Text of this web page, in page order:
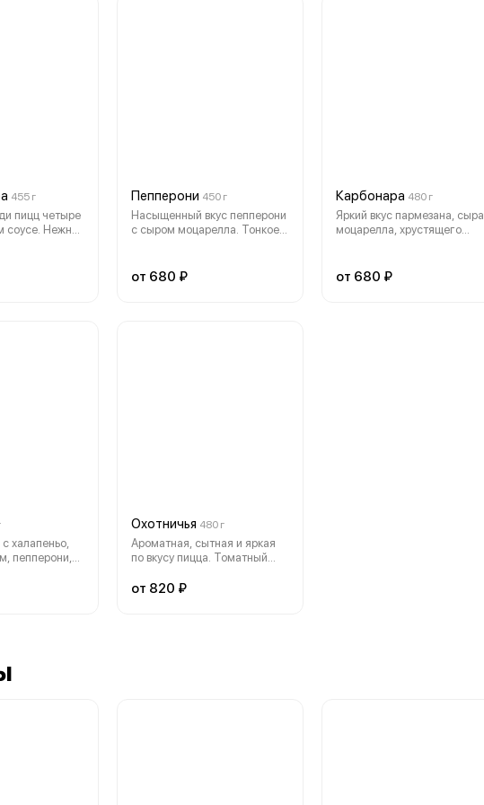
455 г
пицц четыре
соусе. Нежная
Пепперони 450 г
Насыщенный вкус пепперони
с сыром моцарелла. Тонкое
от 680 ₽
Карбонара 480 г
Яркий вкус пармезана, сыра
моцарелла, хрустящего
от 680 ₽
халапеньо,
пепперони,
Охотничья 480 г
Ароматная, сытная и яркая
по вкусу пицца. Томатный
охотничьих колбасок.(30см)
от 820 ₽